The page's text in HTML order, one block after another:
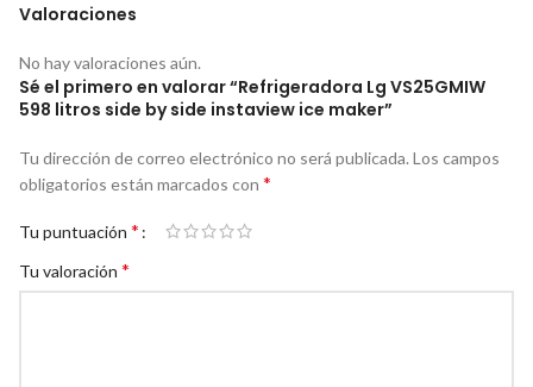
Valoraciones
No hay valoraciones aún.
Sé el primero en valorar “Refrigeradora Lg VS25GMIW
598 litros side by side instaview ice maker”
Tu dirección de correo electrónico no será publicada. Los campos
obligatorios están marcados con *
Tu puntuación *
Tu valoración *